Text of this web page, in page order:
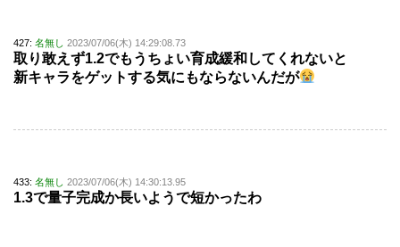
427: 名無し 2023/07/06(木) 14:29:08.73
取り敢えず1.2でもうちょい育成緩和してくれないと
新キャラをゲットする気にもならないんだが
433: 名無し 2023/07/06(木) 14:30:13.95
1.3で量子完成か長いようで短かったわ